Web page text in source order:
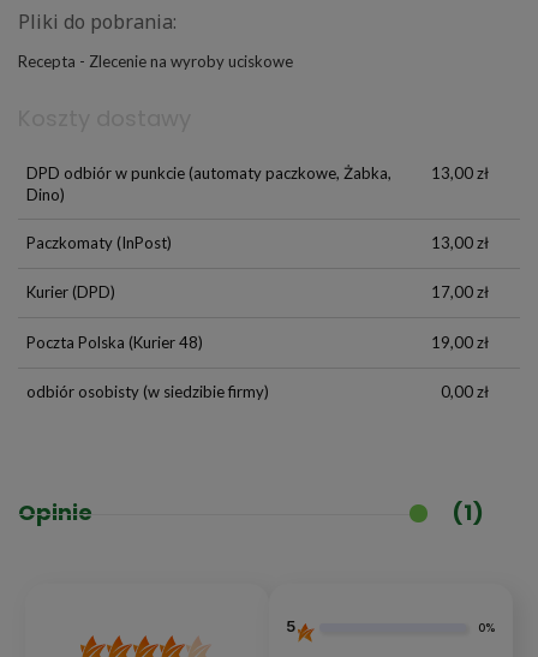
Pliki do pobrania:
Recepta - Zlecenie na wyroby uciskowe
DPD odbiór w punkcie(automaty paczkowe, Żabka,
Dino)
13,00 zł
Paczkomaty(InPost) 13,00 zł
Kurier(DPD) 17,00 zł
Poczta Polska (Kurier 48) 19,00 zł
odbiór osobisty(w siedzibie firmy) 0,00 zł
Opinie (1)
5 0%